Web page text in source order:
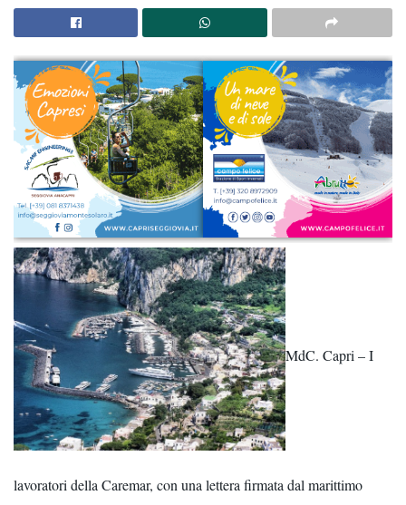
MdC. Capri – I
lavoratori della Caremar, con una lettera firmata dal marittimo